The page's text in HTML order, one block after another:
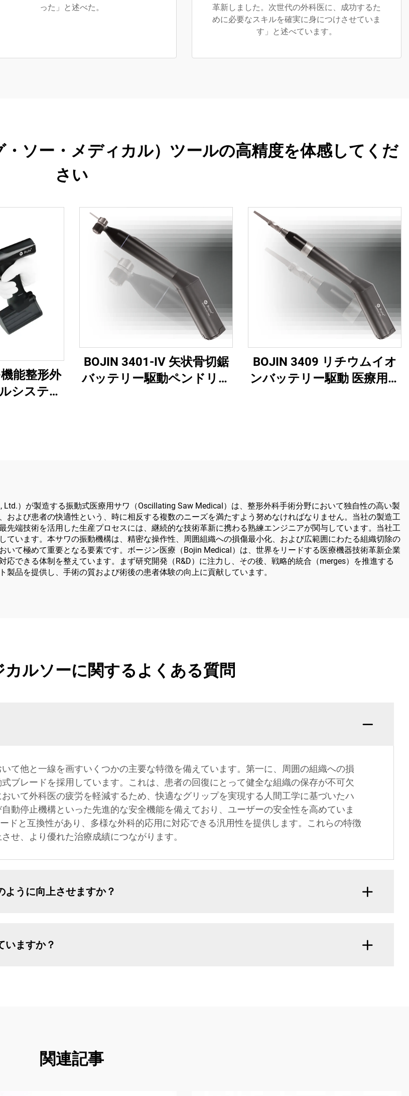
った」と述べた。
革新しました。次世代の外科医に、成功するた
めに必要なスキルを確実に身につけさせていま
す」と述べています。
ソー・メディカル）ツールの高精度を体感してくだ
さい
能整形外
システム
BOJIN 3401-IV 矢状骨切鋸
バッテリー駆動ペンドリル
BOJIN 3409 リチウムイオ
ンバッテリー駆動 医療用電
）が製造する振動式医療用サワ（Oscillating Saw Medical）は、整形外科手術分野において独自性の高い製
よび患者の快適性という、時に相反する複数のニーズを満たすよう努めなければなりません。当社の製造工
端技術を活用した生産プロセスには、継続的な技術革新に携わる熟練エンジニアが関与しています。当社工
います。本サワの振動機構は、精密な操作性、周囲組織への損傷最小化、および広範囲にわたる組織切除の
て極めて重要となる要素です。ボージン医療（Bojin Medical）は、世界をリードする医療機器技術革新企業
できる体制を整えています。まず研究開発（R&D）に注力し、その後、戦略的統合（merges）を推進する
品を提供し、手術の質および術後の患者体験の向上に貢献しています。
ルソーに関するよくある質問
て他と一線を画すいくつかの主要な特徴を備えています。第一に、周囲の組織への損
ブレードを採用しています。これは、患者の回復にとって健全な組織の保存が不可欠
いて外科医の疲労を軽減するため、快適なグリップを実現する人間工学に基づいたハ
動停止機構といった先進的な安全機能を備えており、ユーザーの安全性を高めていま
ドと互換性があり、多様な外科的応用に対応できる汎用性を提供します。これらの特徴
せ、より優れた治療成績につながります。
うに向上させますか？
いますか？
関連記事